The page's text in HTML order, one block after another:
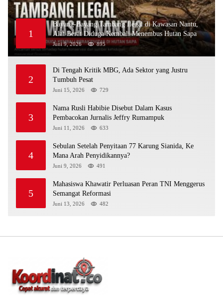
1
Bayang-Bayang Tambang Ilegal di Kawasan Nantu,
Alat Berat Diduga Kembali Menembus Hutan Sapa
Juni 9, 2026 895
2
Di Tengah Kritik MBG, Ada Sektor yang Justru
Tumbuh Pesat
Juni 15, 2026 729
3
Nama Rusli Habibie Disebut Dalam Kasus
Pembacokan Jurnalis Jeffry Rumampuk
Juni 11, 2026 633
4
Sebulan Setelah Penyitaan 77 Karung Sianida, Ke
Mana Arah Penyidikannya?
Juni 9, 2026 491
5
Mahasiswa Khawatir Perluasan Peran TNI Menggerus
Semangat Reformasi
Juni 13, 2026 482